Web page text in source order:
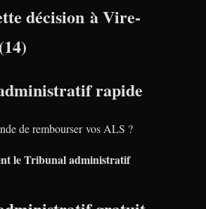
décision à Vire-
rapide
de rembourser vos ALS ?
le Tribunal administratif